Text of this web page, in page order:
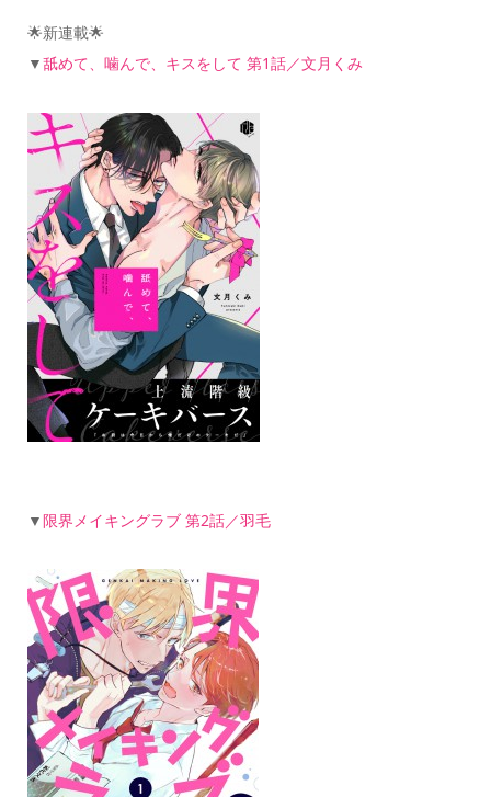
🌟新連載🌟
▼舐めて、噛んで、キスをして 第1話／文月くみ
▼限界メイキングラブ 第2話／羽毛